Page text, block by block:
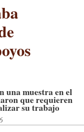
una muestra en el
que requieren
su trabajo